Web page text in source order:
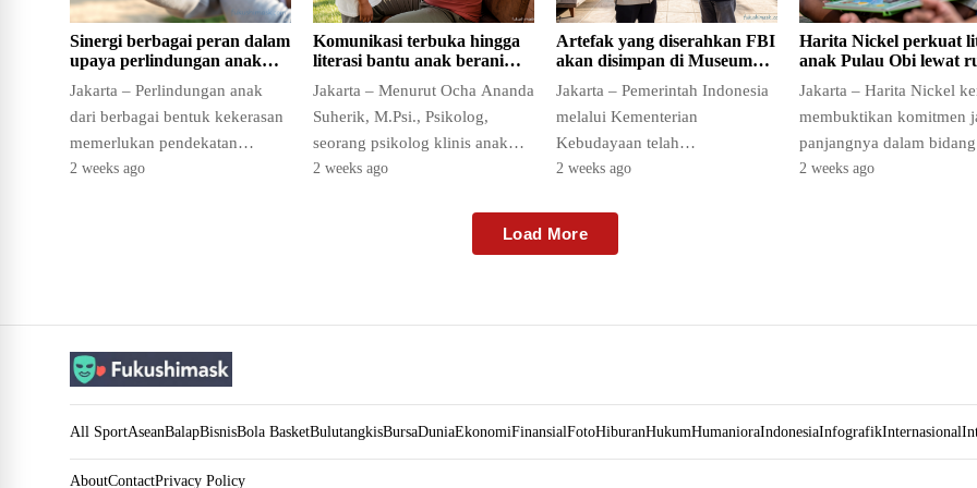
Sinergi berbagai peran dalam
upaya perlindungan anak
Jakarta – Perlindungan anak
dari berbagai bentuk kekerasan
memerlukan pendekatan
holistik yang melibatkan
2 weeks ago
Komunikasi terbuka hingga
literasi bantu anak berani
Jakarta – Menurut Ocha Ananda
Suherik, M.Psi., Psikolog,
seorang psikolog klinis anak
dan remaja, terdapat beberapa
2 weeks ago
Artefak yang diserahkan FBI
akan disimpan di Museum
Jakarta – Pemerintah Indonesia
melalui Kementerian
Kebudayaan telah
mengonfirmasi rencana
diserahkan FBI akan dilakukan
2 weeks ago
Harita Nickel perkuat
anak Pulau Obi lewat
Jakarta – Harita Nickel
membuktikan komitmen
panjangnya dalam bidang
pendidikan melalui
2 weeks ago
Load More
All SportAseanBalapBisnisBola BasketBulutangkisBursaDuniaEkonomiFinansialFotoHiburanHukumHumanioraIndonesiaInfografikInternasional
AboutContactPrivacy Policy